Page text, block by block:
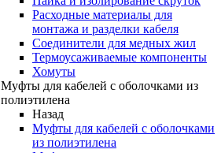
Расходные материалы для
монтажа и разделки кабеля
Соединители для медных жил
Термоусаживаемые компоненты
Хомуты
Муфты для кабелей с оболочками из
полиэтилена
Назад
Муфты для кабелей с оболочками
из полиэтилена